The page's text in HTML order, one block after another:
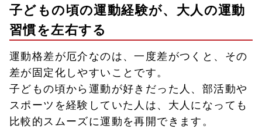
子どもの頃の運動経験が、大人の運動
習慣を左右する
運動格差が厄介なのは、一度差がつくと、その
差が固定化しやすいことです。
子どもの頃から運動が好きだった人、部活動や
スポーツを経験していた人は、大人になっても
比較的スムーズに運動を再開できます。